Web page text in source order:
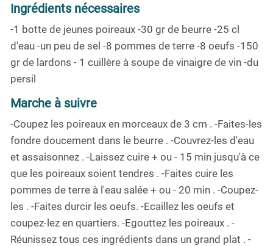
Ingrédients nécessaires
-1 botte de jeunes poireaux -30 gr de beurre -25 cl
d'eau -un peu de sel -8 pommes de terre -8 oeufs -150
gr de lardons - 1 cuillère à soupe de vinaigre de vin -du
persil
Marche à suivre
-Coupez les poireaux en morceaux de 3 cm . -Faites-les
fondre doucement dans le beurre . -Couvrez-les d'eau
et assaisonnez . -Laissez cuire + ou - 15 min jusqu'à ce
que les poireaux soient tendres . -Faites cuire les
pommes de terre à l'eau salée + ou - 20 min . -Coupez-
les . -Faites durcir les oeufs. -Ecaillez les oeufs et
coupez-lez en quartiers. -Egouttez les poireaux . -
Réunissez tous ces ingrédients dans un grand plat . -